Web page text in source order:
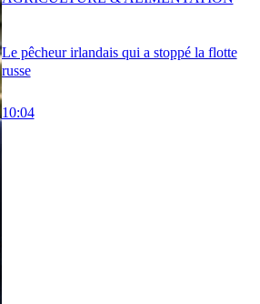
Le pêcheur irlandais qui a stoppé la flotte
russe
10:04